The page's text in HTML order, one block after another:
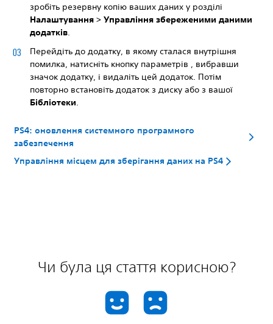
зробіть резервну копію ваших даних у розділі
Налаштування > Управління збереженими даними
додатків
Перейдіть до додатку, в якому сталася внутрішня
помилка, натисніть кнопку параметрів , вибравши
значок додатку, і видаліть цей додаток. Потім
повторно встановіть додаток з диску або з вашої
Бібліотеки.
PS4: оновлення системного програмного
забезпечення
Управління місцем для зберігання даних на PS4
Чи була ця стаття корисною?